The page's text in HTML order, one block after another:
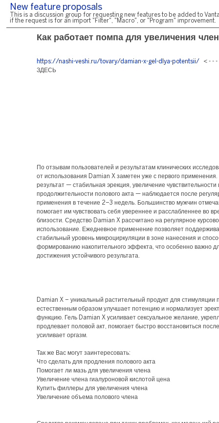
New feature proposals
This is a discussion group for requesting new features to be added to
if the request is for an import "Filter", "Macro", or "Program" improvement.
Как работает помпа для увеличения
https://nashi-veshi.ru/tovary/damian-x-gel-dlya-potentsii/ < - - -
ЗДЕСЬ
По отзывам пользователей и результатам клинических
от использования Damian X заметен уже с первого
результат — стабильная эрекция, увеличение чувствительности
продолжительности полового акта — наблюдается после
применения в течение 2–3 недель. Большинство мужчин
помогает им чувствовать себя увереннее и расслабленнее во
близости. Средство Damian X рассчитано на регулярное
использование. Ежедневное применение позволяет
стабильный уровень микроциркуляции в зоне нанесения и
формированию накопительного эффекта, что особенно важно
достижения устойчивого результата.
Damian X – уникальный растительный продукт для стимуляции
естественным образом улучшает потенцию и нормализует
функцию. Гель Damian X усиливает сексуальное желание,
продлевает половой акт, помогает быстро восстановиться
усиливает оргазм.
Так же Вас могут заинтересовать:
Что сделать для продления полового акта
Помогает ли мазь для увеличения члена
Увеличение члена гиалуроновой кислотой цена
Купить филлеры для увеличения члена
Увеличение объема полового члена